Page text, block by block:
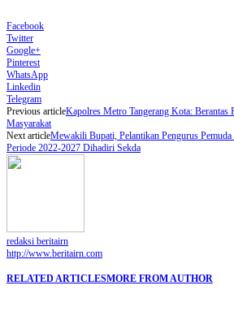
Facebook
Twitter
Google+
Pinterest
WhatsApp
Linkedin
Telegram
Previous articleKapolres Metro Tangerang Kota: Berantas
Masyarakat
Next articleMewakili Bupati, Pelantikan Pengurus
Periode 2022-2027 Dihadiri Sekda
redaksi beritairn
http://www.beritairn.com
RELATED ARTICLESMORE FROM AUTHOR